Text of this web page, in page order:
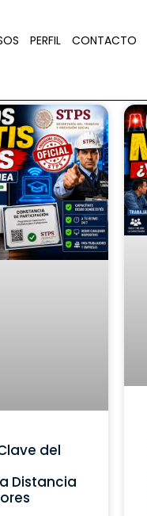
PERFIL CONTACTO
del
Distancia